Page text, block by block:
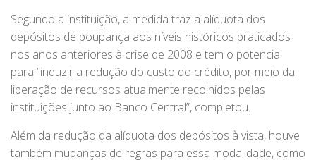
Segundo a instituição, a medida traz a alíquota dos
depósitos de poupança aos níveis históricos praticados
nos anos anteriores à crise de 2008 e tem o potencial
para “induzir a redução do custo do crédito, por meio da
liberação de recursos atualmente recolhidos pelas
instituições junto ao Banco Central”, completou.
Além da redução da alíquota dos depósitos à vista, houve
também mudanças de regras para essa modalidade, como